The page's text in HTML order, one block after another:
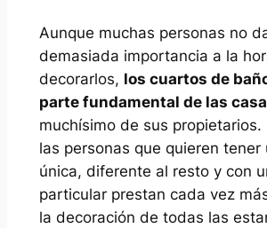
Aunque muchas personas no
demasiada importancia a la
decorarlos, los cuartos de
parte fundamental de las
muchísimo de sus propietarios.
las personas que quieren tener
única, diferente al resto y con
particular prestan cada vez
la decoración de todas las